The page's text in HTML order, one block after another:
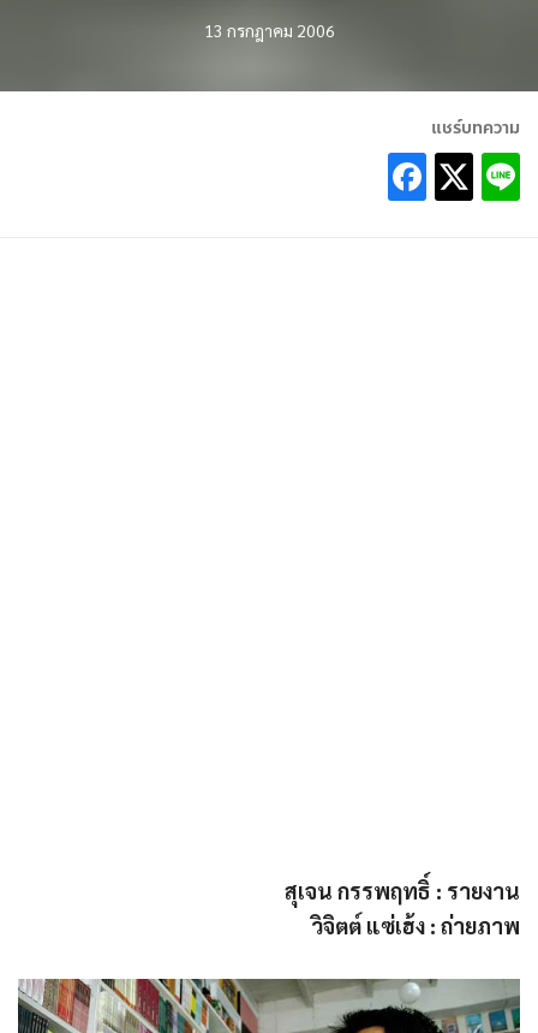
13 กรกฎาคม 2006
แชร์บทความ
สุเจน กรรพฤทธิ์ : รายงาน
วิจิตต์ แซ่เฮ้ง : ถ่ายภาพ